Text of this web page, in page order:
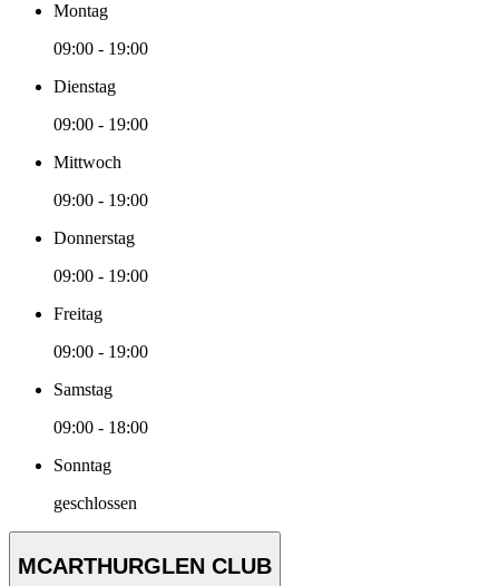
Montag
09:00 - 19:00
Dienstag
09:00 - 19:00
Mittwoch
09:00 - 19:00
Donnerstag
09:00 - 19:00
Freitag
09:00 - 19:00
Samstag
09:00 - 18:00
Sonntag
geschlossen
MCARTHURGLEN CLUB